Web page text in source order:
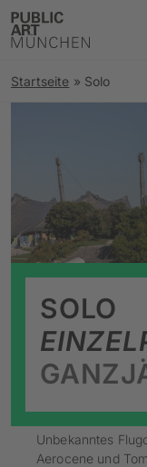
Startseite » Solo
SOLO
Unbekanntes
Aerocene und